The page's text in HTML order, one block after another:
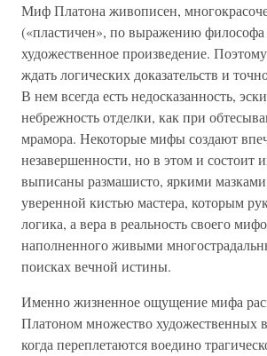
Миф Платона живописен,
(«пластичен», по выражению
художественное произведение.
ждать логических доказательств и
В нем всегда есть недосказанность,
небрежность отделки, как при
мрамора. Некоторые мифы создают
незавершенности, но в этом и состоит
выписаны размашисто, яркими
уверенной кистью мастера, которым
логика, а вера в реальность своего
наполненного живыми
поисках вечной истины.
Именно жизненное ощущение мифа
Платоном множество художественных
когда переплетаются воедино